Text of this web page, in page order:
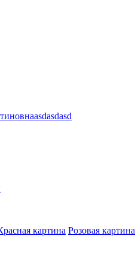
картина Розовая картина